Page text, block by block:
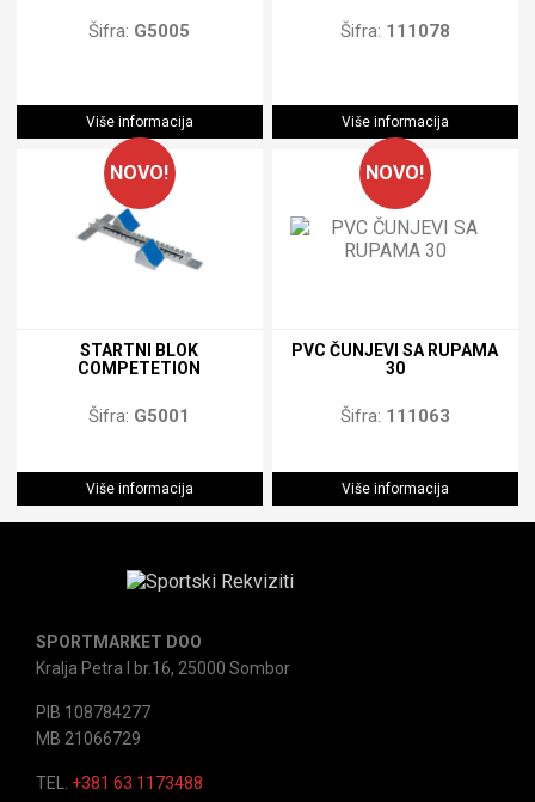
Šifra: G5005
Više informacija
Šifra: 111078
Više informacija
NOVO!
STARTNI BLOK
COMPETETION
Šifra: G5001
Više informacija
NOVO!
PVC ČUNJEVI SA RUPAMA
30
Šifra: 111063
Više informacija
SPORTMARKET DOO
Kralja Petra I br.16, 25000 Sombor
PIB 108784277
MB 21066729
TEL. +381 63 1173488